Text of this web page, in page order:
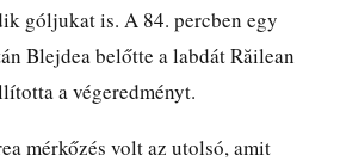
góljukat is. A 84. percben egy
Blejdea belőtte a labdát Răilean
a végeredményt.
mérkőzés volt az utolsó, amit